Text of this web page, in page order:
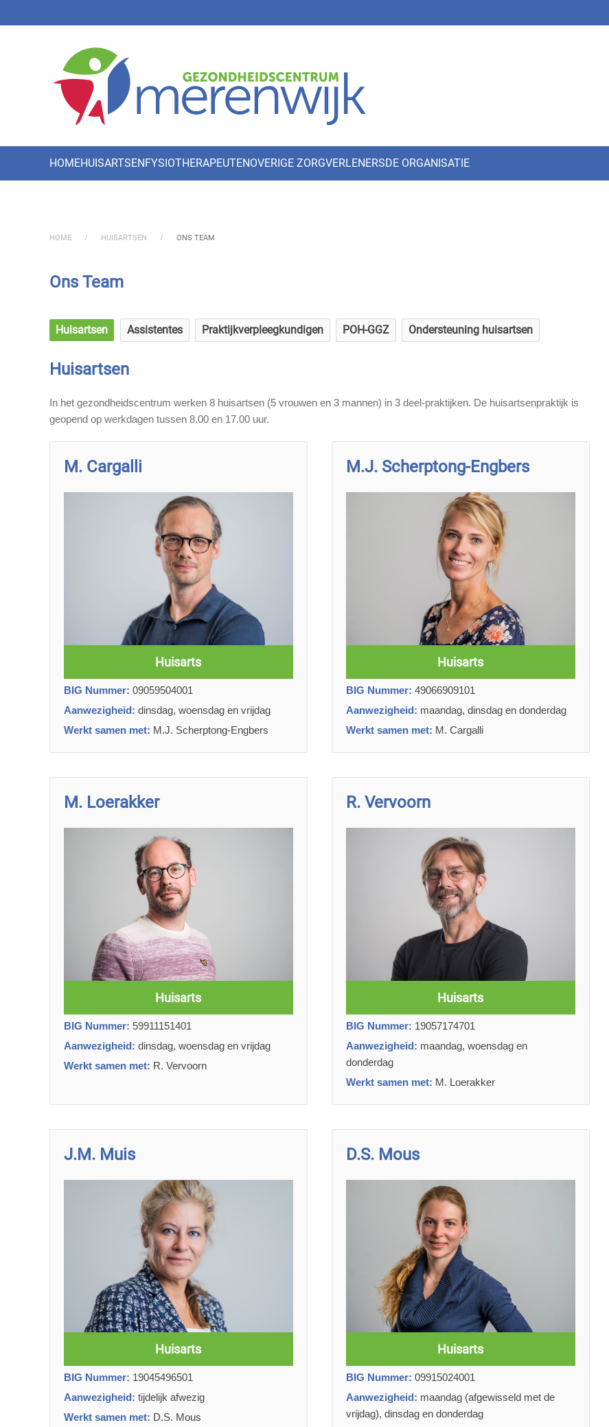
HOMEHUISARTSEN FYSIOTHERAPEUTENOVERIGE ZORGVERLENERSDE ORGANISATIE
HOME HUISARTSEN ONS TEAM
Ons Team
Huisartsen Assistentes Praktijkverpleegkundigen POH-GGZ Ondersteuning huisartsen
Huisartsen
In het gezondheidscentrum werken 8 huisartsen (5 vrouwen en 3 mannen) in 3 deel-praktijken. De huisartsenpraktijk is
geopend op werkdagen tussen 8.00 en 17.00 uur.
M. Cargalli
Huisarts
BIG Nummer: 09059504001
Aanwezigheid: dinsdag, woensdag en vrijdag
Werkt samen met: M.J. Scherptong-Engbers
M.J. Scherptong-Engbers
Huisarts
BIG Nummer: 49066909101
Aanwezigheid: maandag, dinsdag en donderdag
Werkt samen met: M. Cargalli
M. Loerakker
Huisarts
BIG Nummer: 59911151401
Aanwezigheid: dinsdag, woensdag en vrijdag
Werkt samen met: R. Vervoorn
R. Vervoorn
Huisarts
BIG Nummer: 19057174701
Aanwezigheid: maandag, woensdag en
donderdag
Werkt samen met: M. Loerakker
J.M. Muis
Huisarts
BIG Nummer: 19045496501
Aanwezigheid: tijdelijk afwezig
Werkt samen met: D.S. Mous
D.S. Mous
Huisarts
BIG Nummer: 09915024001
Aanwezigheid: maandag (afgewisseld met de
vrijdag), dinsdag en donderdag